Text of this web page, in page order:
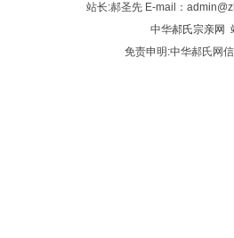
站长:郝圣先 E-mail：
中华郝氏宗亲网
免责申明:中华郝氏网